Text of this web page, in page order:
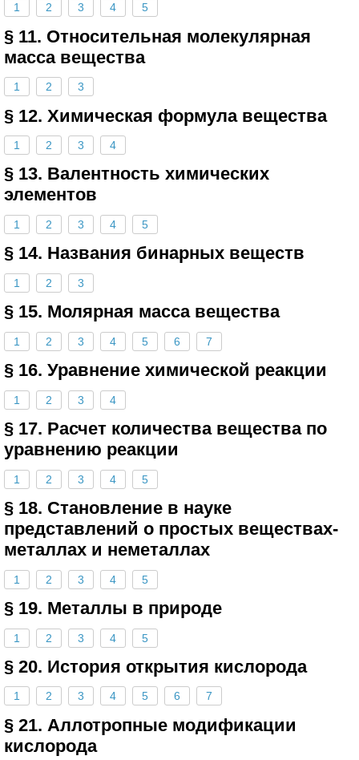
1 2 3 4 5
§ 11. Относительная молекулярная
масса вещества
1 2 3
§ 12. Химическая формула вещества
1 2 3 4
§ 13. Валентность химических
элементов
1 2 3 4 5
§ 14. Названия бинарных веществ
1 2 3
§ 15. Молярная масса вещества
1 2 3 4 5 6 7
§ 16. Уравнение химической реакции
1 2 3 4
§ 17. Расчет количества вещества по
уравнению реакции
1 2 3 4 5
§ 18. Становление в науке
представлений о простых веществах-
металлах и неметаллах
1 2 3 4 5
§ 19. Металлы в природе
1 2 3 4 5
§ 20. История открытия кислорода
1 2 3 4 5 6 7
§ 21. Аллотропные модификации
кислорода